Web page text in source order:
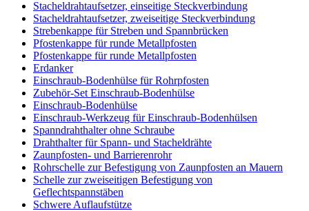
Stacheldrahtaufsetzer, einseitige Steckverbindung
Stacheldrahtaufsetzer, zweiseitige Steckverbindung
Strebenkappe für Streben und Spannbrücken
Pfostenkappe für runde Metallpfosten
Pfostenkappe für runde Metallpfosten
Erdanker
Einschraub-Bodenhülse für Rohrpfosten
Zubehör-Set Einschraub-Bodenhülse
Einschraub-Bodenhülse
Einschraub-Werkzeug für Einschraub-Bodenhülsen
Spanndrahthalter ohne Schraube
Drahthalter für Spann- und Stacheldrähte
Zaunpfosten- und Barrierenrohr
Rohrschelle zur Befestigung von Zaunpfosten an Mauern
Schelle zur zweiseitigen Befestigung von
Geflechtspannstäben
Schwere Auflaufstütze